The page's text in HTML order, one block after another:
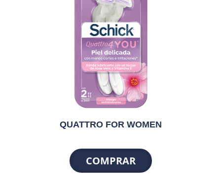
QUATTRO FOR WOMEN
COMPRAR